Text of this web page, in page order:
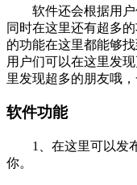
软件还会根据用户
同时在这里还有超多
的功能在这里都能够
用户们可以在这里发
里发现超多的朋友哦
软件功能
1、在这里可以发布
你。